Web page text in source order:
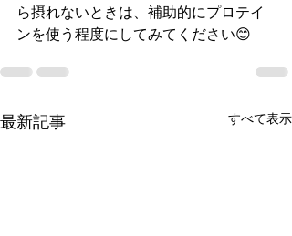
ら摂れないときは、補助的にプロテイ
ンを使う程度にしてみてください😊
最新記事 すべて表示